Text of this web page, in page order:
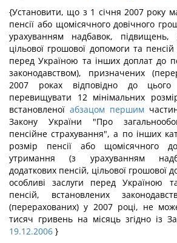
{Установити, що з 1 січня 2007 року
пенсії або щомісячного довічного
урахуванням надбавок, підвищень,
цільової грошової допомоги та пенсій
перед Україною та інших доплат до
законодавством), призначених
2007 роках відповідно до
перевищувати 12 мінімальних
встановленої абзацом першим
Закону України "Про
пенсійне страхування", а по інших
розмір пенсії або щомісячного
утримання (з урахуванням
додаткових пенсій, цільової грошової
особливі заслуги перед Україною
пенсій, встановлених
(перерахованих) у 2007 році, не
тисяч гривень на місяць згідно із
19.12.2006 }